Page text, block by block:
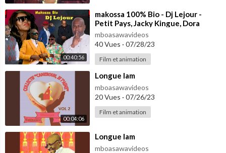
00:40:56
⁣makossa 100% Bio - Dj Lejour -
Petit Pays, Jacky Kingue, Dora
Decca, Longue Longue, Sergeo Polo
etc.
mboasawavideos
40 Vues · 07/28/23
Film et animation
00:04:06
⁣Longue lam
mboasawavideos
20 Vues · 07/26/23
Film et animation
⁣Longue lam
mboasawavideos